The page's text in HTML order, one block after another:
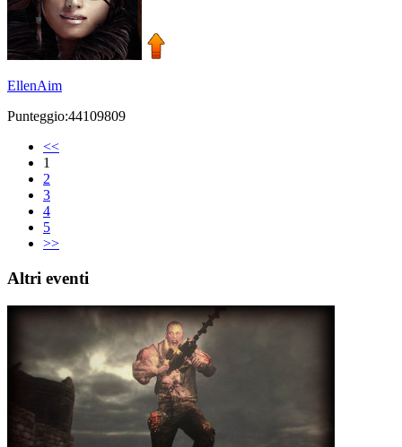
EllenAim
Punteggio:44109809
<<
1
2
3
4
5
>>
Altri eventi